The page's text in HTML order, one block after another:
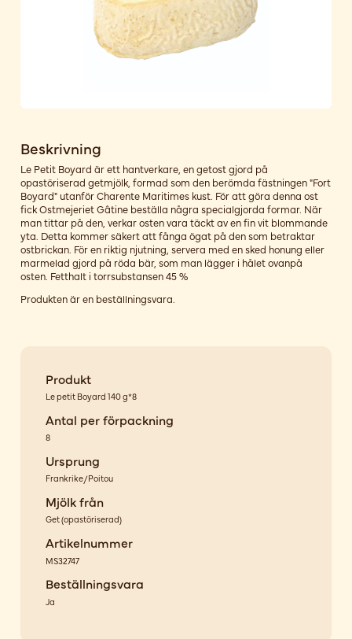
Beskrivning
Le Petit Boyard är ett hantverkare, en getost gjord på
opastöriserad getmjölk, formad som den berömda fästningen "Fort
Boyard" utanför Charente Maritimes kust. För att göra denna ost
fick Ostmejeriet Gâtine beställa några specialgjorda formar. När
man tittar på den, verkar osten vara täckt av en fin vit blommande
yta. Detta kommer säkert att fånga ögat på den som betraktar
ostbrickan. För en riktig njutning, servera med en sked honung eller
marmelad gjord på röda bär, som man lägger i hålet ovanpå
osten. Fetthalt i torrsubstansen 45 %
Produkten är en beställningsvara.
Produkt
Le petit Boyard 140 g*8
Antal per förpackning
8
Ursprung
Frankrike/Poitou
Mjölk från
Get(opastöriserad)
Artikelnummer
MS32747
Beställningsvara
Ja